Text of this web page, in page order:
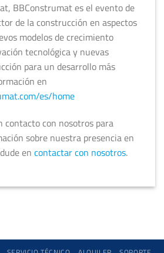
BBConstrumat es el evento de
de la construcción en aspectos
modelos de crecimiento
tecnológica y nuevas
para un desarrollo más
en
es/home
contacto con nosotros para
sobre nuestra presencia en
en contactar con nosotros.